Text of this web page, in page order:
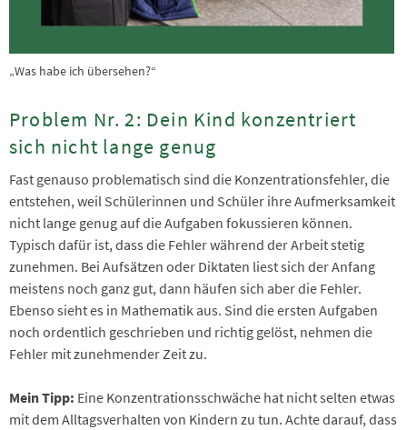
„Was habe ich übersehen?“
Problem Nr. 2: Dein Kind konzentriert
sich nicht lange genug
Fast genauso problematisch sind die Konzentrationsfehler, die
entstehen, weil Schülerinnen und Schüler ihre Aufmerksamkeit
nicht lange genug auf die Aufgaben fokussieren können.
Typisch dafür ist, dass die Fehler während der Arbeit stetig
zunehmen. Bei Aufsätzen oder Diktaten liest sich der Anfang
meistens noch ganz gut, dann häufen sich aber die Fehler.
Ebenso sieht es in Mathematik aus. Sind die ersten Aufgaben
noch ordentlich geschrieben und richtig gelöst, nehmen die
Fehler mit zunehmender Zeit zu.
Mein Tipp: Eine Konzentrationsschwäche hat nicht selten etwas
mit dem Alltagsverhalten von Kindern zu tun. Achte darauf, dass